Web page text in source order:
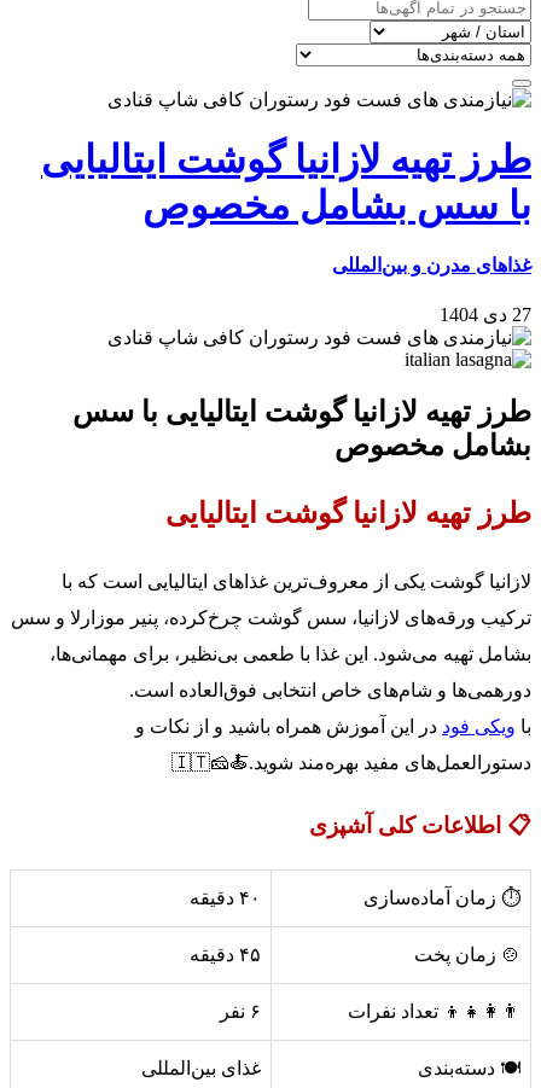
طرز تهیه لازانیا گوشت ایتالیایی
با سس بشامل مخصوص
غذاهای مدرن و بین‌المللی
27 دی 1404
طرز تهیه لازانیا گوشت ایتالیایی با سس
بشامل مخصوص
طرز تهیه لازانیا گوشت ایتالیایی
لازانیا گوشت یکی از معروف‌ترین غذاهای ایتالیایی است که با
ترکیب ورقه‌های لازانیا، سس گوشت چرخ‌کرده، پنیر موزارلا و سس
بشامل تهیه می‌شود. این غذا با طعمی بی‌نظیر، برای مهمانی‌ها،
دورهمی‌ها و شام‌های خاص انتخابی فوق‌العاده است.
با ویکی فود در این آموزش همراه باشید و از نکات و
دستورالعمل‌های مفید بهره‌مند شوید.🍝🧀🇮🇹
📋 اطلاعات کلی آشپزی
⏱️ زمان آماده‌سازی ۴۰ دقیقه
🍲 زمان پخت ۴۵ دقیقه
👨‍👩‍👧‍👦 تعداد نفرات ۶ نفر
🍽️ دسته‌بندی غذای بین‌المللی